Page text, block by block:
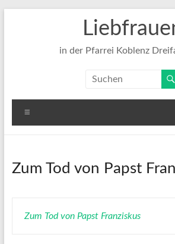
in der Pfarrei Koblenz
Zum Tod von Papst
Zum Tod von Papst Franziskus